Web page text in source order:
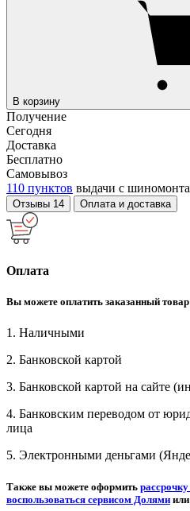
В корзину
Получение
Сегодня
Доставка
Бесплатно
Самовывоз
110 пунктов выдачи с
Отзывы 14 Оплата и доставка
Оплата
Вы можете оплатить заказанный
1. Наличными
2. Банковской картой
3. Банковской картой на сайте
4. Банковским переводом от
лица
5. Электронными деньгами
Также вы можете оформить
воспользоваться сервисом Долями или